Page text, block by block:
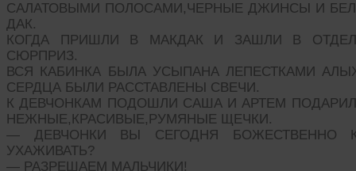
САЛАТОВЫМИ ПОЛОСАМИ,ЧЕРНЫЕ ДЖИНСЫ И
ДАК.
КОГДА ПРИШЛИ В МАКДАК И ЗАШЛИ В
СЮРПРИЗ.
ВСЯ КАБИНКА БЫЛА УСЫПАНА ЛЕПЕСТКАМИ
СЕРДЦА БЫЛИ РАССТАВЛЕНЫ СВЕЧИ.
К ДЕВЧОНКАМ ПОДОШЛИ САША И АРТЕМ
НЕЖНЫЕ,КРАСИВЫЕ,РУМЯНЫЕ ЩЕЧКИ.
— ДЕВЧОНКИ ВЫ СЕГОДНЯ БОЖЕСТВЕННО
УХАЖИВАТЬ?
— РАЗРЕШАЕМ МАЛЬЧИКИ!